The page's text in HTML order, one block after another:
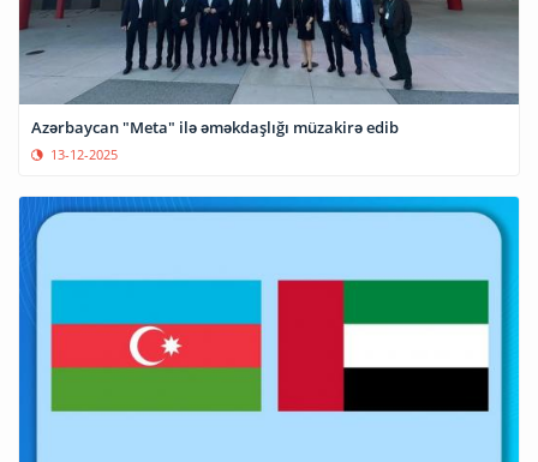
Azərbaycan "Meta" ilə əməkdaşlığı müzakirə edib
13-12-2025